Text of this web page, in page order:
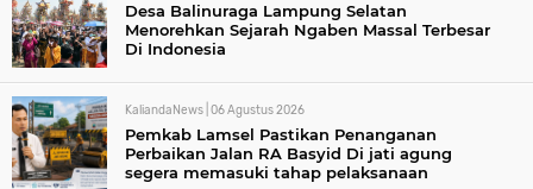
Desa Balinuraga Lampung Selatan
Menorehkan Sejarah Ngaben Massal Terbesar
Di Indonesia
KaliandaNews | 06 Agustus 2026
Pemkab Lamsel Pastikan Penanganan
Perbaikan Jalan RA Basyid Di jati agung
segera memasuki tahap pelaksanaan